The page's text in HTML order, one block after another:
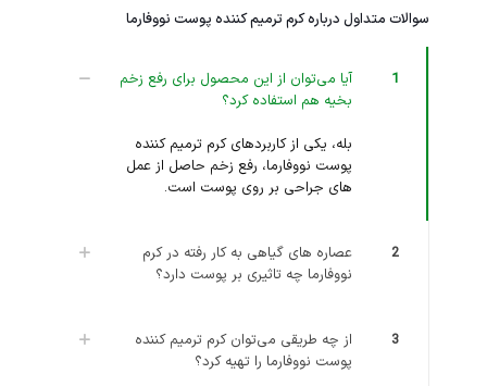
سوالات متداول درباره کرم ترمیم کننده پوست نووفارما
1
آیا می‌توان از این محصول برای رفع زخم
بخیه هم استفاده کرد؟
بله، یکی از کاربردهای کرم ترمیم کننده
پوست نووفارما، رفع زخم حاصل از عمل‌
های جراحی بر روی پوست است.
2
عصاره‌ های گیاهی به کار رفته در کرم
نووفارما چه تاثیری بر پوست دارد؟
3
از چه طریقی می‌توان کرم ترمیم کننده
پوست نووفارما را تهیه کرد؟